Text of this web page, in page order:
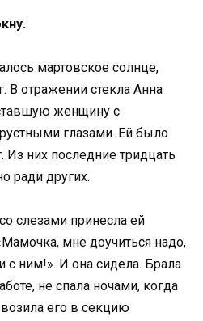
мартовское солнце,
В отражении стекла Анна
женщину с
глазами. Ей было
Из них последние тридцать
ради других.
слезами принесла ей
мне доучиться надо,
с ним!». И она сидела. Брала
не спала ночами, когда
его в секцию